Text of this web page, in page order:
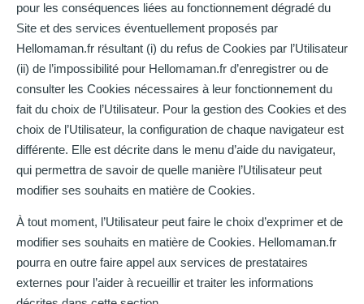
pour les conséquences liées au fonctionnement dégradé du
Site et des services éventuellement proposés par
Hellomaman.fr résultant (i) du refus de Cookies par l’Utilisateur
(ii) de l’impossibilité pour Hellomaman.fr d’enregistrer ou de
consulter les Cookies nécessaires à leur fonctionnement du
fait du choix de l’Utilisateur. Pour la gestion des Cookies et des
choix de l’Utilisateur, la configuration de chaque navigateur est
différente. Elle est décrite dans le menu d’aide du navigateur,
qui permettra de savoir de quelle manière l’Utilisateur peut
modifier ses souhaits en matière de Cookies.
À tout moment, l’Utilisateur peut faire le choix d’exprimer et de
modifier ses souhaits en matière de Cookies. Hellomaman.fr
pourra en outre faire appel aux services de prestataires
externes pour l’aider à recueillir et traiter les informations